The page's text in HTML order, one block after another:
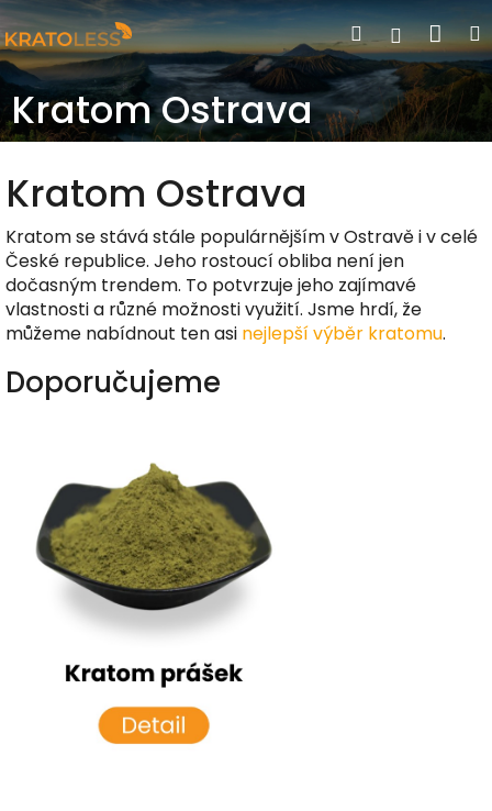
Přejít
na
obsah
Hledat
Kratom Ostrava
Kratom Ostrava
Kratom se stává stále populárnějším v Ostravě i v celé
České republice. Jeho rostoucí obliba není jen
dočasným trendem. To potvrzuje jeho zajímavé
vlastnosti a různé možnosti využití. Jsme hrdí, že
můžeme nabídnout ten asi nejlepší výběr kratomu.
Doporučujeme